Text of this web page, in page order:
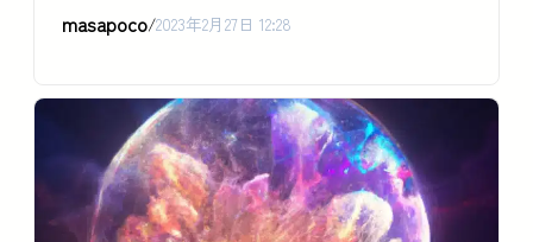
masapoco/2023年2月27日 12:28